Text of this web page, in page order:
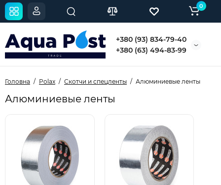
+380 (93) 834-79-40
+380 (63) 494-83-99
0
Головна Polax Скотчи и спецленты Алюминиевые ленты
Алюминиевые ленты